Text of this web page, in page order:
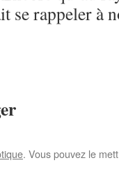
se rappeler à
. Vous pouvez le